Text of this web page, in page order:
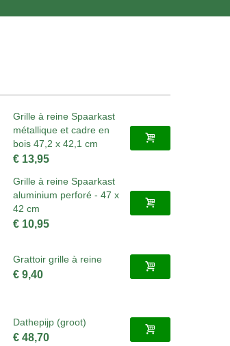
Grille à reine Spaarkast
métallique et cadre en
bois 47,2 x 42,1 cm
€ 13,95
Grille à reine Spaarkast
aluminium perforé - 47 x
42 cm
€ 10,95
Grattoir grille à reine
€ 9,40
Dathepijp (groot)
€ 48,70